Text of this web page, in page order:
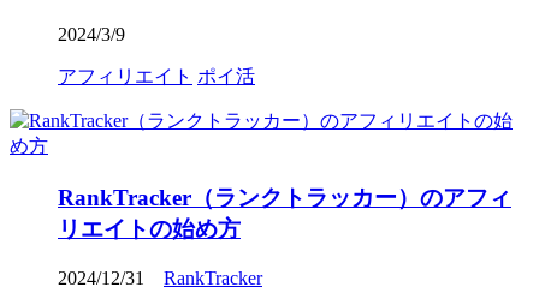
2024/3/9
アフィリエイト ポイ活
RankTracker（ランクトラッカー）のアフィ
リエイトの始め方
2024/12/31 RankTracker